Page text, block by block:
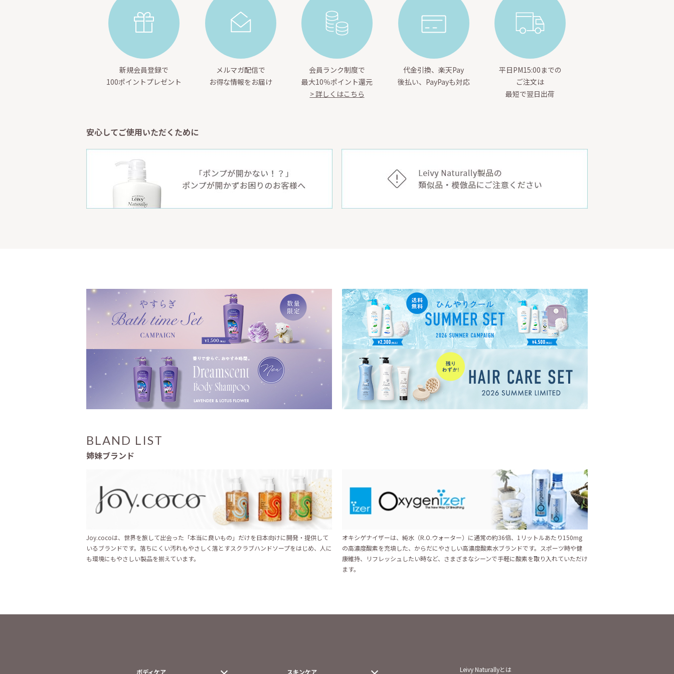
新規会員登録で
100ポイントプレゼント
メルマガ配信で
お得な情報をお届け
会員ランク制度で
最大10％ポイント還元
> 詳しくはこちら
代金引換、楽天Pay
後払い、PayPayも対応
平日PM15:00までの
ご注文は
最短で翌日出荷
安心してご使用いただくために
BLAND LIST
姉妹ブランド
Joy.cocoは、世界を旅して出会った「本当に良いもの」だけを日本向けに開発・提供して
いるブランドです。落ちにくい汚れもやさしく落とすスクラブハンドソープをはじめ、人に
も環境にもやさしい製品を揃えています。
オキシゲナイザーは、純水（R.O.ウォーター）に通常の約36倍、1リットルあたり150mg
の高濃度酸素を充填した、からだにやさしい高濃度酸素水ブランドです。スポーツ時や健
康維持、リフレッシュしたい時など、さまざまなシーンで手軽に酸素を取り入れていただけ
ます。
ボディケア スキンケア Leivy Naturallyとは